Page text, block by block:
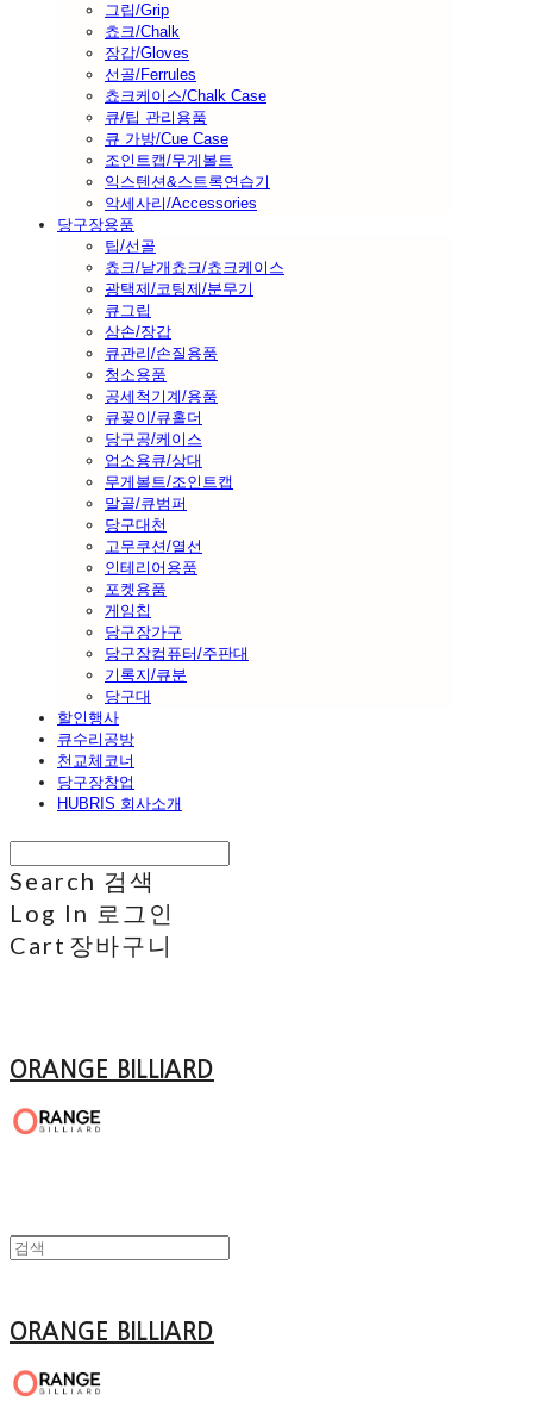
그립/Grip
쵸크/Chalk
장갑/Gloves
선골/Ferrules
쵸크케이스/Chalk Case
큐/팁 관리용품
큐 가방/Cue Case
조인트캡/무게볼트
익스텐션&스트록연습기
악세사리/Accessories
당구장용품
팁/선골
쵸크/낱개쵸크/쵸크케이스
광택제/코팅제/분무기
큐그립
삼손/장갑
큐관리/손질용품
청소용품
공세척기계/용품
큐꽂이/큐홀더
당구공/케이스
업소용큐/상대
무게볼트/조인트캡
말골/큐범퍼
당구대천
고무쿠션/열선
인테리어용품
포켓용품
게임칩
당구장가구
당구장컴퓨터/주판대
기록지/큐분
당구대
할인행사
큐수리공방
천교체코너
당구장창업
HUBRIS 회사소개
Search 검색
Log In 로그인
Cart 장바구니
ORANGE BILLIARD
ORANGE BILLIARD